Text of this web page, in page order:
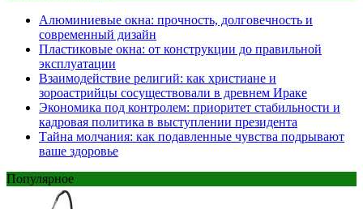
Алюминиевые окна: прочность, долговечность и
современный дизайн
Пластиковые окна: от конструкции до правильной
эксплуатации
Взаимодействие религий: как христиане и
зороастрийцы сосуществовали в древнем Ираке
Экономика под контролем: приоритет стабильности и
кадровая политика в выступлении президента
Тайна молчания: как подавленные чувства подрывают
ваше здоровье
Популярное